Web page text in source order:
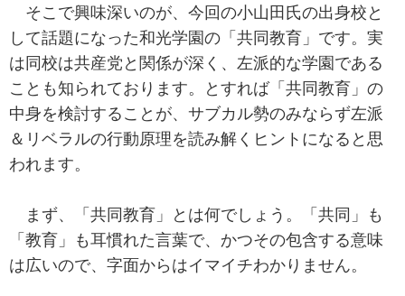
そこで興味深いのが、今回の小山田氏の出身校と
して話題になった和光学園の「共同教育」です。実
は同校は共産党と関係が深く、左派的な学園である
ことも知られております。とすれば「共同教育」の
中身を検討することが、サブカル勢のみならず左派
＆リベラルの行動原理を読み解くヒントになると思
われます。
まず、「共同教育」とは何でしょう。「共同」も
「教育」も耳慣れた言葉で、かつその包含する意味
は広いので、字面からはイマイチわかりません。